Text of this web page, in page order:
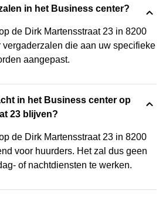
in het Business center?
de Dirk Martensstraat 23 in 8200
vergaderzalen die aan uw specifieke
aangepast.
in het Business center op
23 blijven?
de Dirk Martensstraat 23 in 8200
voor huurders. Het zal dus geen
of nachtdiensten te werken.